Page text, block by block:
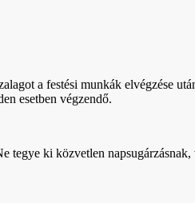
a festési munkák elvégzése
esetben végzendő.
tegye ki közvetlen